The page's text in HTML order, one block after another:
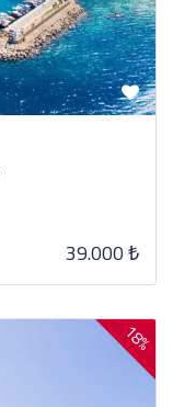
39.000 ₺
18%